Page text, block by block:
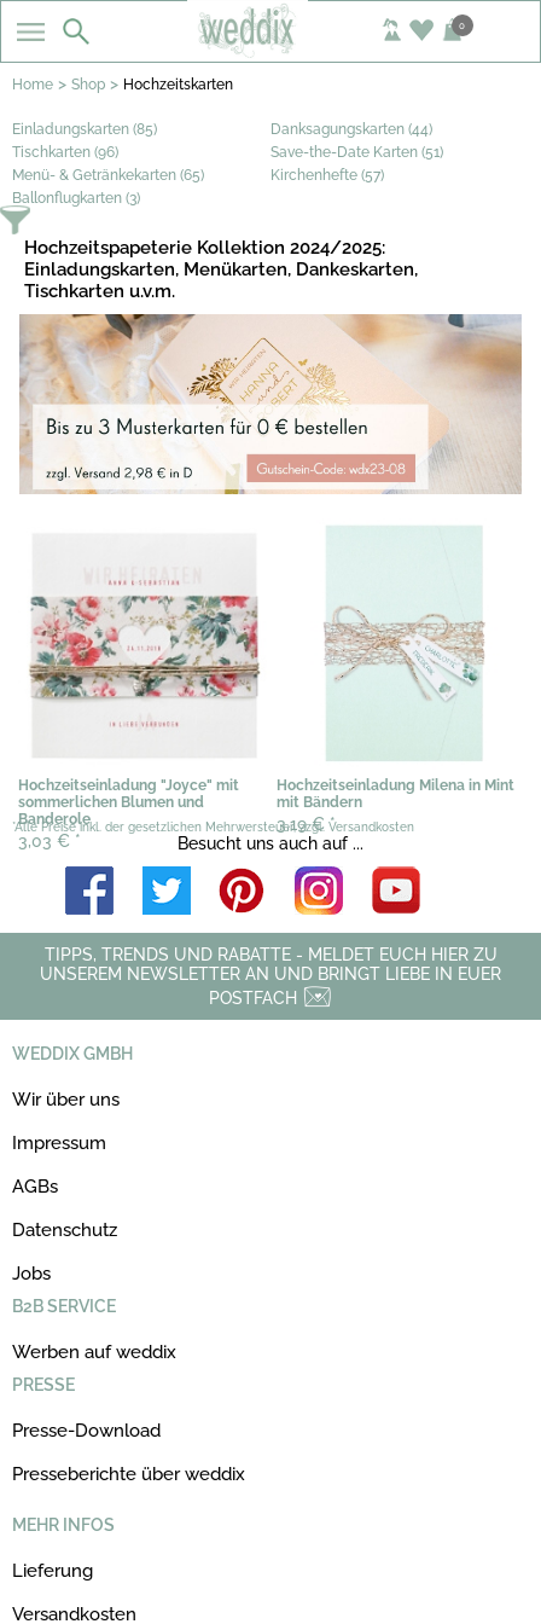
0
Home > Shop > Hochzeitskarten
Einladungskarten (85)
Danksagungskarten (44)
Tischkarten (96)
Save-the-Date Karten (51)
Menü- & Getränkekarten (65)
Kirchenhefte (57)
Ballonflugkarten (3)
Hochzeitspapeterie Kollektion 2024/2025:
Einladungskarten, Menükarten, Dankeskarten,
Tischkarten u.v.m.
Hochzeitseinladung "Joyce" mit
sommerlichen Blumen und
Banderole
3,03 € *
Hochzeitseinladung Milena in Mint
mit Bändern
3,19 €*
*Alle Preise inkl. der gesetzlichen Mehrwersteuer, zzgl. Versandkosten
Besucht uns auch auf ...
TIPPS, TRENDS UND RABATTE - MELDET EUCH HIER ZU
UNSEREM NEWSLETTER AN UND BRINGT LIEBE IN EUER
POSTFACH
WEDDIX GMBH
Wir über uns
Impressum
AGBs
Datenschutz
Jobs
B2B SERVICE
Werben auf weddix
PRESSE
Presse-Download
Presseberichte über weddix
MEHR INFOS
Lieferung
Versandkosten